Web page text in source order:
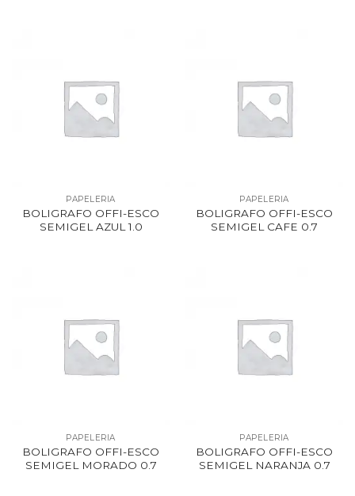
PAPELERIA
BOLIGRAFO OFFI-ESCO
SEMIGEL AZUL 1.0
PAPELERIA
BOLIGRAFO OFFI-ESCO
SEMIGEL CAFE 0.7
PAPELERIA
BOLIGRAFO OFFI-ESCO
SEMIGEL MORADO 0.7
PAPELERIA
BOLIGRAFO OFFI-ESCO
SEMIGEL NARANJA 0.7